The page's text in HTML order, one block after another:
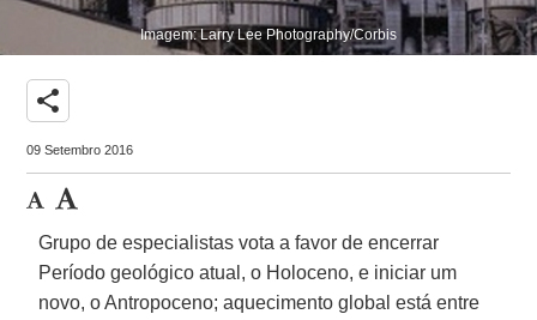
Imagem: Larry Lee Photography/Corbis
share
09 Setembro 2016
Grupo de especialistas vota a favor de encerrar
Período geológico atual, o Holoceno, e iniciar um
novo, o Antropoceno; aquecimento global está entre